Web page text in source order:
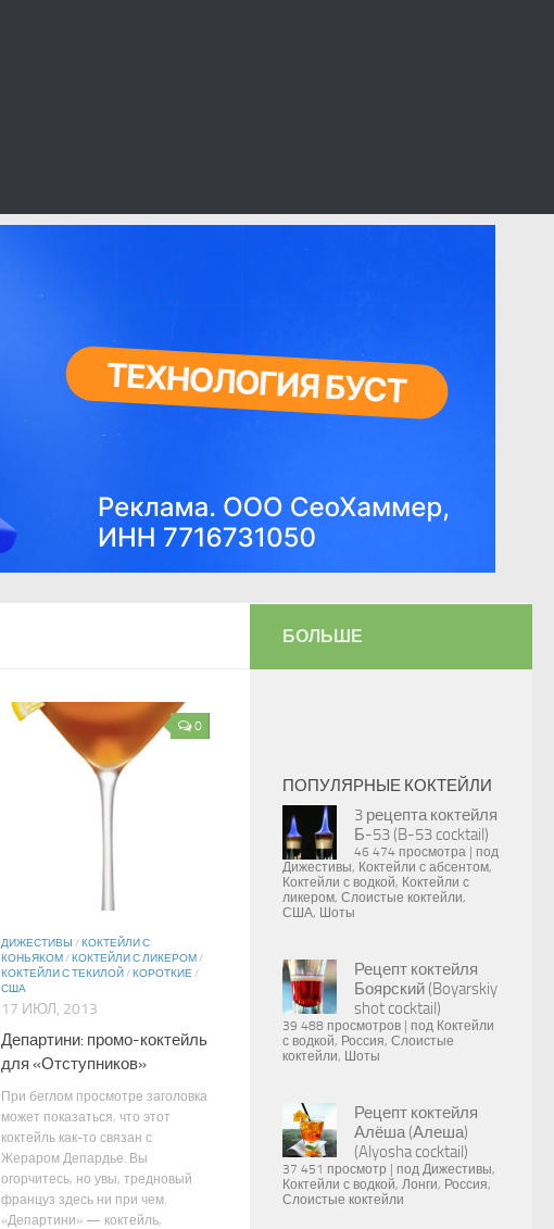
0
ДИЖЕСТИВЫ /КОКТЕЙЛИ С
КОНЬЯКОМ/КОКТЕЙЛИ С ЛИКЕРОМ/
КОКТЕЙЛИ С ТЕКИЛОЙ/КОРОТКИЕ/
США
17 ИЮЛ, 2013
Департини: промо-коктейль
для «Отступников»
При беглом просмотре заголовка
может показаться, что этот
коктейль как-то связан с
Жераром Депардье. Вы
огорчитесь, но увы, тредновый
француз здесь ни при чем.
«Департини» — коктейль,
БОЛЬШЕ
ПОПУЛЯРНЫЕ КОКТЕЙЛИ
3 рецепта коктейля
Б-53 (B-53 cocktail)
46 474 просмотра
под
Дижестивы, Коктейли с абсентом,
Коктейли с водкой, Коктейли с
ликером, Слоистые коктейли,
США, Шоты
Рецепт коктейля
Боярский (Boyarskiy
shot cocktail)
39 488 просмотров под Коктейли
с водкой, Россия, Слоистые
коктейли, Шоты
Рецепт коктейля
Алёша (Алеша)
(Alyosha cocktail)
37 451 просмотр под Дижестивы,
Коктейли с водкой, Лонги, Россия,
Слоистые коктейли